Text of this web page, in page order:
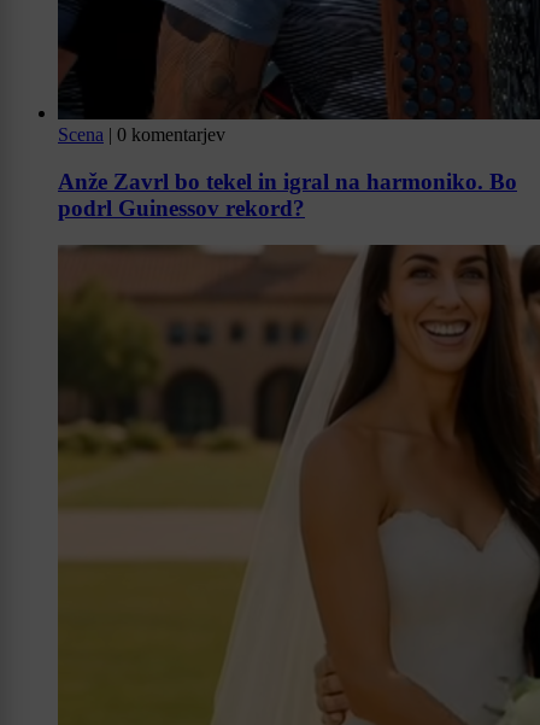
Scena | 0 komentarjev
Anže Zavrl bo tekel in igral na harmoniko. Bo
podrl Guinessov rekord?